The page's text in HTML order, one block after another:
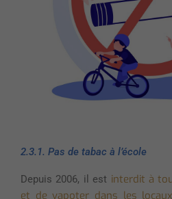
2.3.1. Pas de tabac à l’école
Depuis 2006, il est interdit à
et de vapoter dans les